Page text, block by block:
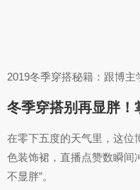
2019冬季穿搭秘籍：跟博
冬季穿搭别再显胖！
在零下五度的天气里，这位
色装饰裙，直播点赞数瞬间
不显胖”。